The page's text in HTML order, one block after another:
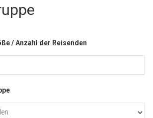
/ Anzahl der Reisenden